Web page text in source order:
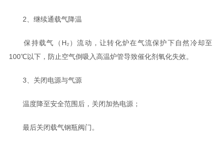
2、继续通载气降温
保持载气（H₂）流动，让转化炉在气流保护下自然冷却至
100℃以下，防止空气倒吸入高温炉管导致催化剂氧化失效。
3、关闭电源与气源
温度降至安全范围后，关闭加热电源；
最后关闭载气钢瓶阀门。